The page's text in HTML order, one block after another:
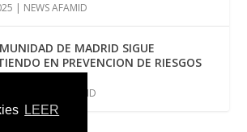
LEER
| NEWS AFAMID
DE MADRID SIGUE
EN PREVENCION DE RIESGOS
NEWS AFAMID